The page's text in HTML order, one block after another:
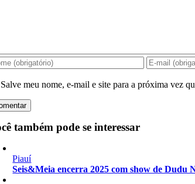
Salve meu nome, e-mail e site para a próxima vez
também pode se interessar
Piauí
Seis&Meia encerra 2025 com show de Dudu